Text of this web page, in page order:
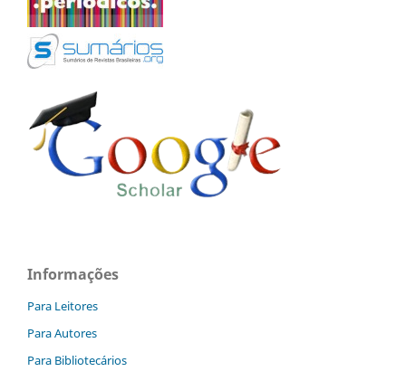
Informações
Para Leitores
Para Autores
Para Bibliotecários